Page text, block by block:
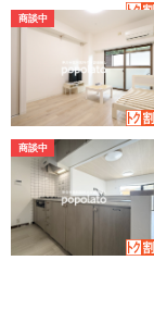
商談中
商談中